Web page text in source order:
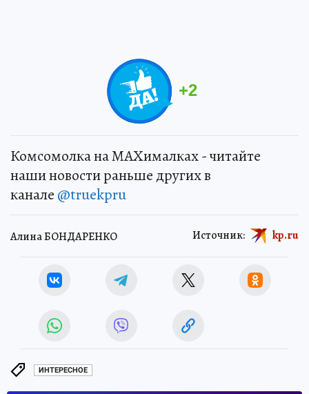
+2
Комсомолка на MAXималках - читайте
наши новости раньше других в
канале @truekpru
Алина БОНДАРЕНКО Источник: kp.ru
ИНТЕРЕСНОЕ